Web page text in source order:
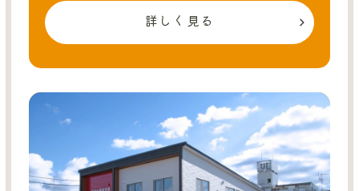
詳しく見る